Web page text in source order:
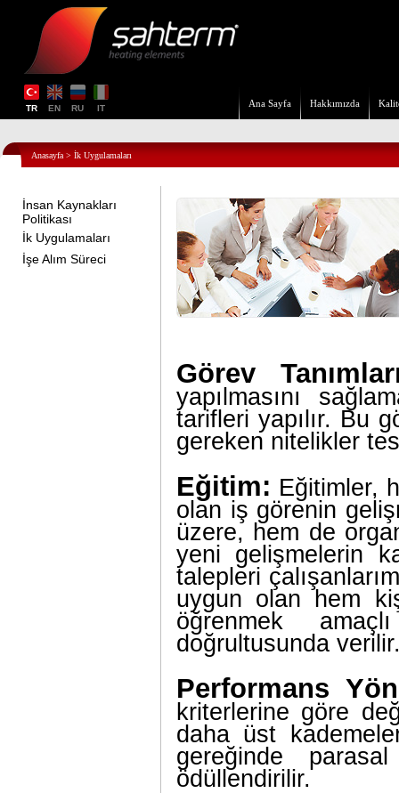
TR EN RU IT Ana Sayfa Hakkımızda
Anasayfa > İk Uygulamaları
İnsan Kaynakları
Politikası
İk Uygulamaları
İşe Alım Süreci
Görev
yapılmasını
tarifleri yapılır. Bu
gereken nitelikler
Eğitim: Eğitimler,
olan iş görenin
üzere, hem de
yeni gelişmelerin
talepleri
uygun olan hem
öğrenmek
doğrultusunda
Performans
kriterlerine göre
daha üst
gereğinde
ödüllendirilir.